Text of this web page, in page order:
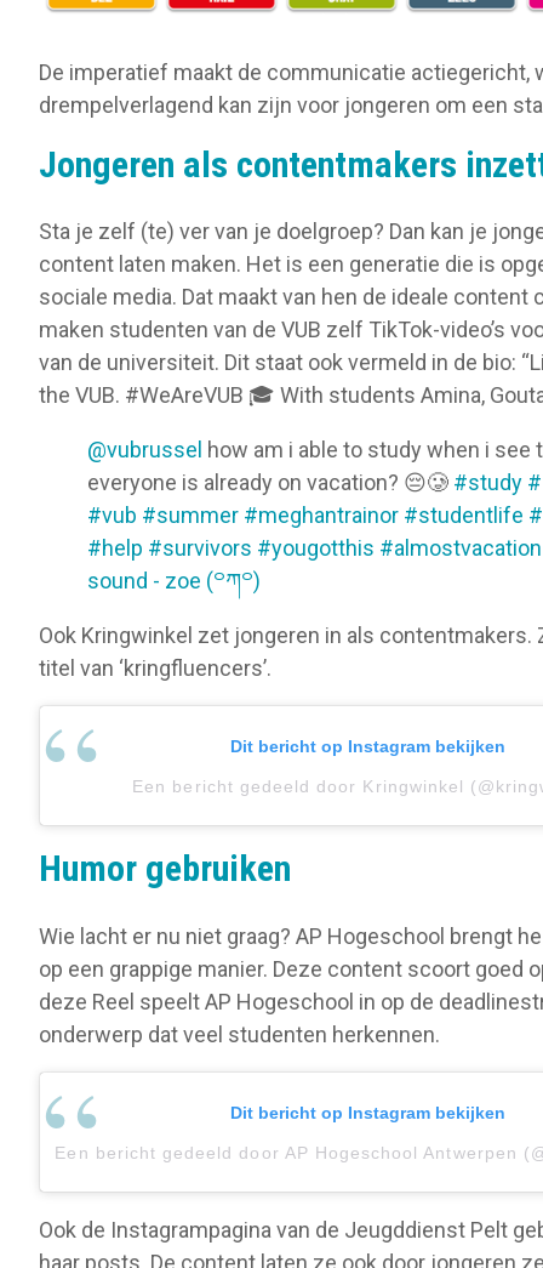
De imperatief maakt de communicatie actiegericht,
drempelverlagend kan zijn voor jongeren om een
Jongeren als contentmakers
Sta je zelf (te) ver van je doelgroep? Dan kan je
content laten maken. Het is een generatie die is
sociale media. Dat maakt van hen de ideale content
maken studenten van de VUB zelf TikTok-video’s
van de universiteit. Dit staat ook vermeld in de bio:
the VUB. #WeAreVUB 🎓 With students Amina,
@vubrussel how am i able to study when i see
everyone is already on vacation? 😔🥲 #study
#vub #summer #meghantrainor #studentlife
#help #survivors #yougotthis #almostvacation
sound - zoe (꒪ཀ꒪)
Ook Kringwinkel zet jongeren in als contentmakers.
titel van ‘kringfluencers’.
Dit bericht op Instagram bekijken
Een bericht gedeeld door Kringwinkel
Humor gebruiken
Wie lacht er nu niet graag? AP Hogeschool brengt
op een grappige manier. Deze content scoort goed
deze Reel speelt AP Hogeschool in op de
onderwerp dat veel studenten herkennen.
Dit bericht op Instagram bekijken
Een bericht gedeeld door AP Hogeschool Antwerpen
Ook de Instagrampagina van de Jeugddienst Pelt
haar posts. De content laten ze ook door jongeren